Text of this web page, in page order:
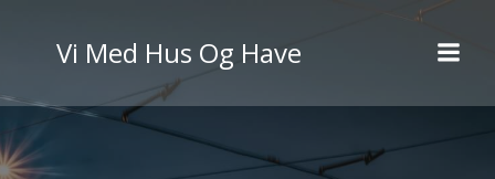
til
indhold
Vi Med Hus Og Have